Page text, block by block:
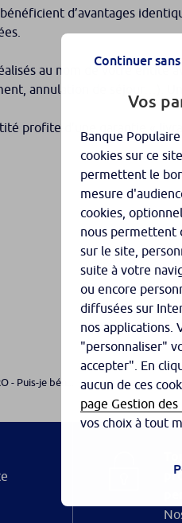
d’avantages
au nom de votre entité
annulation de séjour…).
profite d’une garantie «
- Puis-je bén...
Continuer
Vos
Banque
cookies sur ce
permettent le
mesure
cookies,
nous permettent
sur le site,
suite à votre
ou encore
diffusées sur
nos applications.
"personnaliser"
accepter". En
aucun de ces
page Gestion des
vos choix à tout